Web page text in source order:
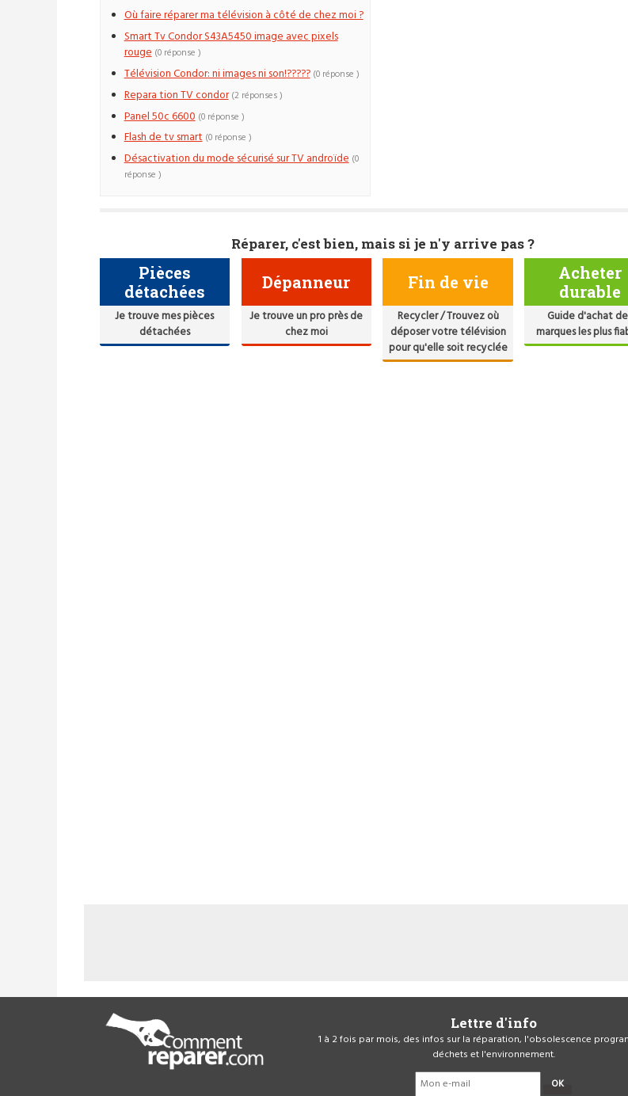
Où faire réparer ma télévision à côté de chez moi ?
Smart Tv Condor S43A5450 image avec pixels
rouge (0 réponse )
Télévision Condor: ni images ni son!????? (0 réponse )
Repara tion TV condor (2 réponses )
Panel 50c 6600 (0 réponse )
Flash de tv smart (0 réponse )
Désactivation du mode sécurisé sur TV androïde (0
réponse )
Réparer, c'est bien, mais si je n'y arrive pas ?
Pièces
détachées
Je trouve mes pièces
détachées
Dépanneur
Je trouve un pro près de
chez moi
Fin de vie
Recycler / Trouvez où
déposer votre télévision
pour qu'elle soit recyclée
Acheter
durable
Guide d'achat
marques les plus
Lettre d'info
1 à 2 fois par mois, des infos sur la réparation, l'obsolescence
déchets et l'environnement.
OK